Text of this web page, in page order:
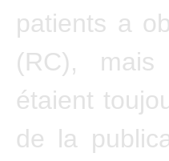
patients a
(RC), mais
étaient
de la